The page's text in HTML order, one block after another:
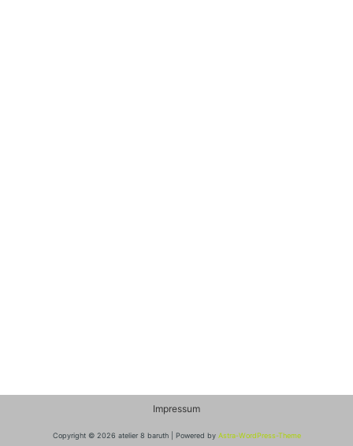
Impressum
Copyright © 2026 atelier 8 baruth | Powered by Astra-WordPress-Theme